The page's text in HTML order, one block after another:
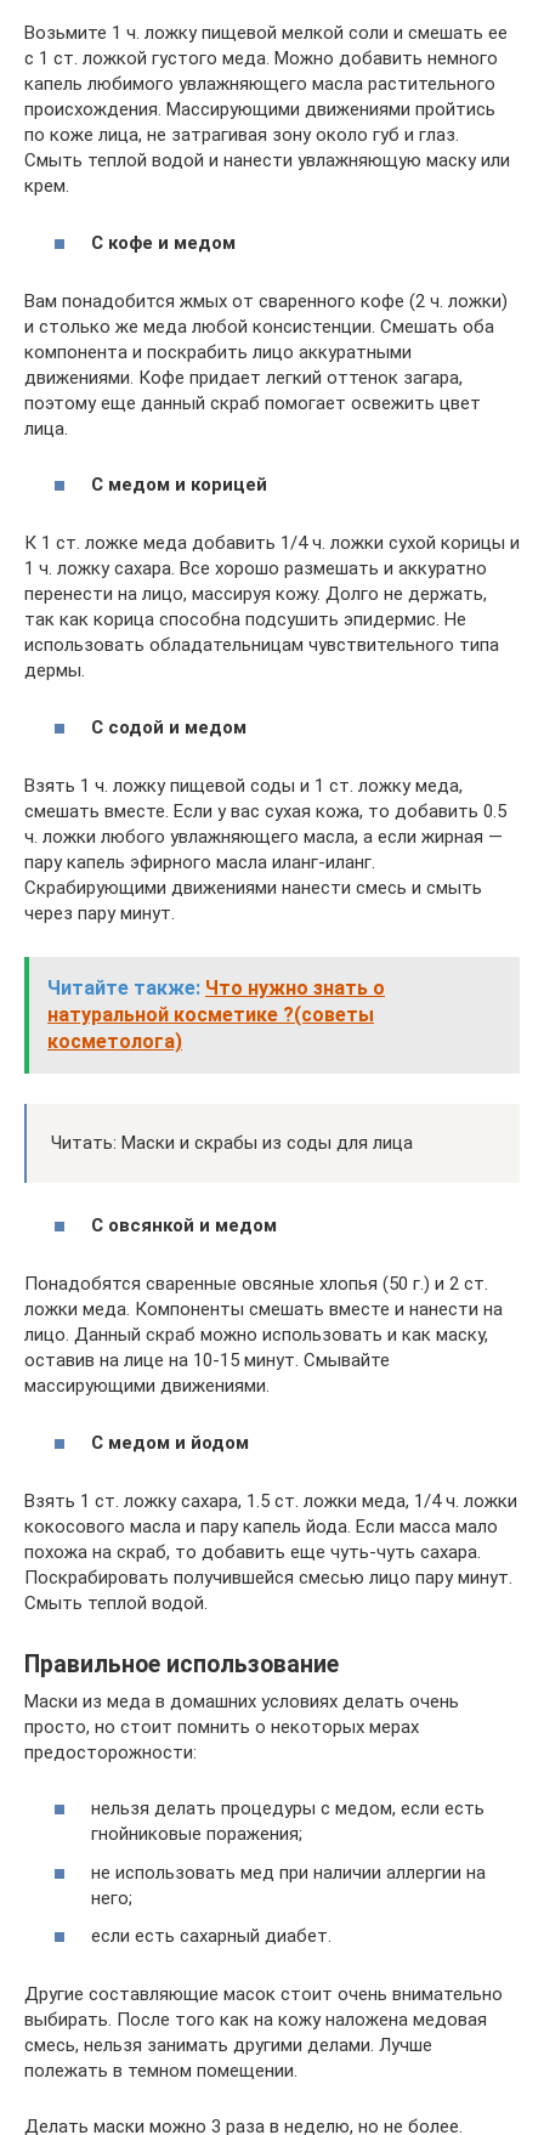
Возьмите 1 ч. ложку пищевой мелкой соли и смешать ее
с 1 ст. ложкой густого меда. Можно добавить немного
капель любимого увлажняющего масла растительного
происхождения. Массирующими движениями пройтись
по коже лица, не затрагивая зону около губ и глаз.
Смыть теплой водой и нанести увлажняющую маску или
крем.
С кофе и медом
Вам понадобится жмых от сваренного кофе (2 ч. ложки)
и столько же меда любой консистенции. Смешать оба
компонента и поскрабить лицо аккуратными
движениями. Кофе придает легкий оттенок загара,
поэтому еще данный скраб помогает освежить цвет
лица.
С медом и корицей
К 1 ст. ложке меда добавить 1/4 ч. ложки сухой корицы и
1 ч. ложку сахара. Все хорошо размешать и аккуратно
перенести на лицо, массируя кожу. Долго не держать,
так как корица способна подсушить эпидермис. Не
использовать обладательницам чувствительного типа
дермы.
С содой и медом
Взять 1 ч. ложку пищевой соды и 1 ст. ложку меда,
смешать вместе. Если у вас сухая кожа, то добавить 0.5
ч. ложки любого увлажняющего масла, а если жирная —
пару капель эфирного масла иланг-иланг.
Скрабирующими движениями нанести смесь и смыть
через пару минут.
Читайте также: Что нужно знать о
натуральной косметике ?(советы
косметолога)
Читать: Маски и скрабы из соды для лица
С овсянкой и медом
Понадобятся сваренные овсяные хлопья (50 г.) и 2 ст.
ложки меда. Компоненты смешать вместе и нанести на
лицо. Данный скраб можно использовать и как маску,
оставив на лице на 10-15 минут. Смывайте
массирующими движениями.
С медом и йодом
Взять 1 ст. ложку сахара, 1.5 ст. ложки меда, 1/4 ч. ложки
кокосового масла и пару капель йода. Если масса мало
похожа на скраб, то добавить еще чуть-чуть сахара.
Поскрабировать получившейся смесью лицо пару минут.
Смыть теплой водой.
Правильное использование
Маски из меда в домашних условиях делать очень
просто, но стоит помнить о некоторых мерах
предосторожности:
нельзя делать процедуры с медом, если есть
гнойниковые поражения;
не использовать мед при наличии аллергии на
него;
если есть сахарный диабет.
Другие составляющие масок стоит очень внимательно
выбирать. После того как на кожу наложена медовая
смесь, нельзя занимать другими делами. Лучше
полежать в темном помещении.
Делать маски можно 3 раза в неделю, но не более.